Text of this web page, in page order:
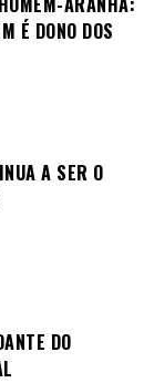
É DONO DOS
A SER O
DO